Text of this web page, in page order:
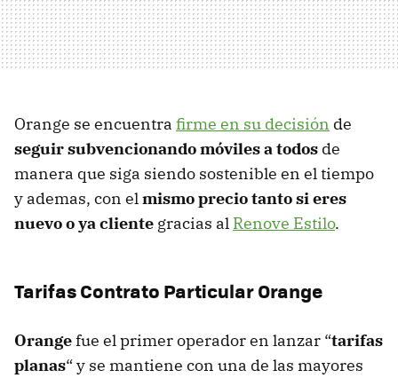
Orange se encuentra firme en su decisión de
seguir subvencionando móviles a todos de
manera que siga siendo sostenible en el tiempo
y ademas, con elmismo precio tanto si eres
nuevo o ya cliente gracias al Renove Estilo.
Tarifas Contrato Particular Orange
Orangefue el primer operador en lanzar “tarifas
planas“ y se mantiene con una de las mayores